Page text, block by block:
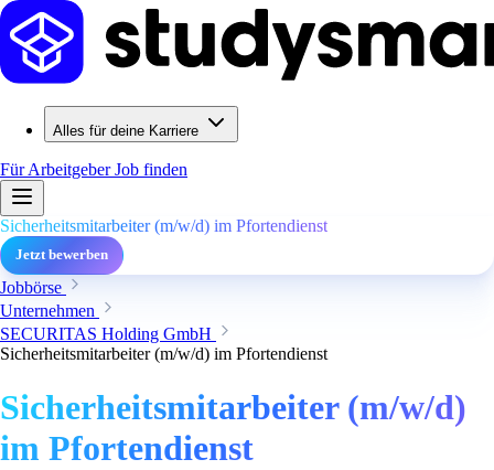
Alles für deine Karriere
Für ArbeitgeberJob finden
Sicherheitsmitarbeiter (m/w/d) im Pfortendienst
Jetzt bewerben
Jobbörse
Unternehmen
SECURITAS Holding GmbH
Sicherheitsmitarbeiter (m/w/d) im Pfortendienst
Sicherheitsmitarbeiter (m/w/d)
im Pfortendienst